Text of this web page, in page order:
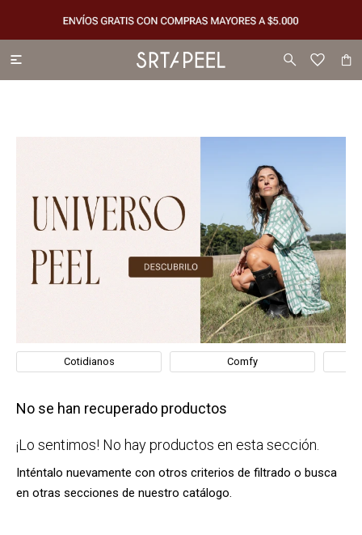

Cotidianos Comfy
No se han recuperado productos
¡Lo sentimos! No hay productos en esta sección.
Inténtalo nuevamente con otros criterios de filtrado o busca
en otras secciones de nuestro catálogo.